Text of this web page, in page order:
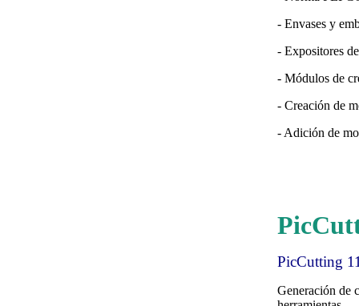
- Envases y
- Expositores
- Módulos de
- Creación de
- Adición de
PicCutting
Generación de